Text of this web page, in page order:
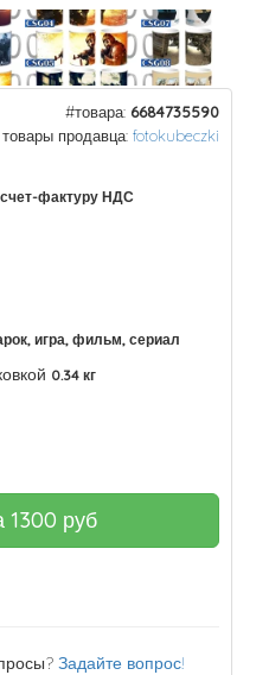
#товара: 6684735590
продавца: fotokubeczki
фактуру НДС
игра, фильм, сериал
0.34 кг
1300 руб
Задайте вопрос!